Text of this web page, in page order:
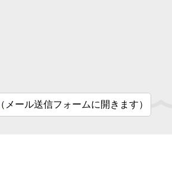
（メール送信フォームに開きます）